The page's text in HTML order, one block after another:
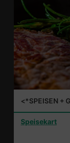
<*SPEISEN +
Speisekart